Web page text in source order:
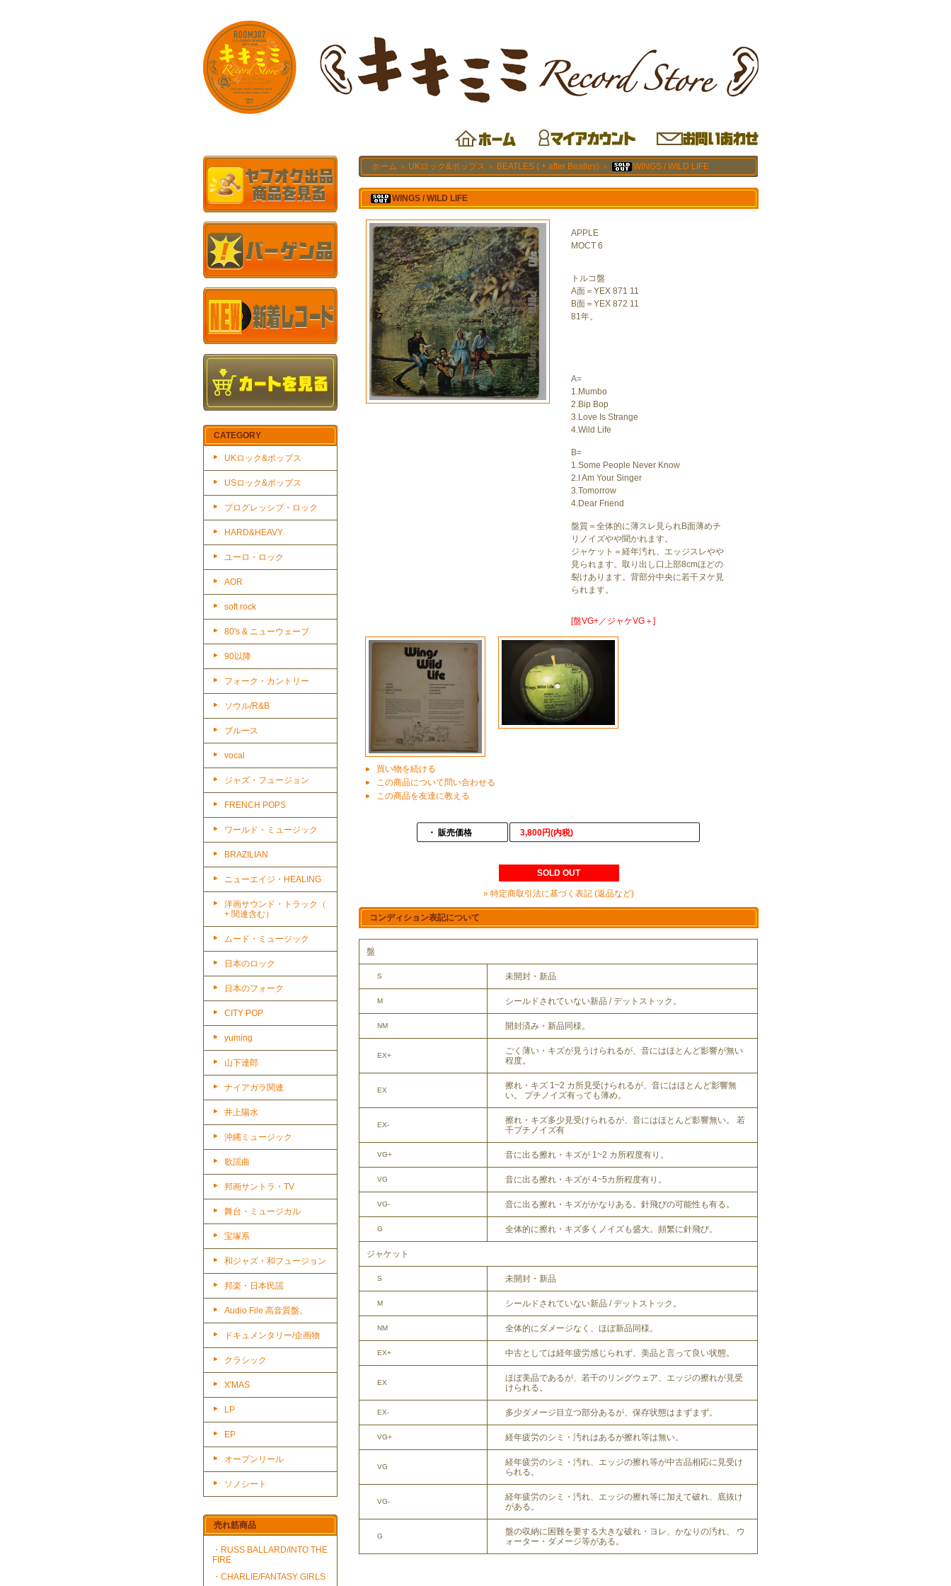
CATEGORY
UKロック&ポップス
USロック&ポップス
プログレッシブ・ロック
HARD&HEAVY
ユーロ・ロック
AOR
soft rock
80's & ニューウェーブ
90以降
フォーク・カントリー
ソウル/R&B
ブルース
vocal
ジャズ・フュージョン
FRENCH POPS
ワールド・ミュージック
BRAZILIAN
ニューエイジ・HEALING
洋画サウンド・トラック（
+ 関連含む）
ムード・ミュージック
日本のロック
日本のフォーク
CITY POP
yuming
山下達郎
ナイアガラ関連
井上陽水
沖縄ミュージック
歌謡曲
邦画サントラ・TV
舞台・ミュージカル
宝塚系
和ジャズ・和フュージョン
邦楽・日本民謡
Audio File 高音質盤。
ドキュメンタリー/企画物
クラシック
X'MAS
LP
EP
オープンリール
ソノシート
売れ筋商品
・RUSS BALLARD/INTO THE
FIRE
・CHARLIE/FANTASY GIRLS
ホーム ＞ UKロック&ポップス ＞ BEATLES ( + after Beatles) ＞ WINGS / WILD LIFE
WINGS / WILD LIFE
APPLE
MOCT 6
トルコ盤
A面＝YEX 871 11
B面＝YEX 872 11
81年。
A=
1.Mumbo
2.Bip Bop
3.Love Is Strange
4.Wild Life
B=
1.Some People Never Know
2.I Am Your Singer
3.Tomorrow
4.Dear Friend
盤質＝全体的に薄スレ見られB面薄めチ
リノイズやや聞かれます。
ジャケット＝経年汚れ、エッジスレやや
見られます。取り出し口上部8cmほどの
裂けあります。背部分中央に若干ヌケ見
られます。
[盤VG+／ジャケVG＋]
買い物を続ける
この商品について問い合わせる
この商品を友達に教える
・ 販売価格 3,800円(内税)
SOLD OUT
» 特定商取引法に基づく表記 (返品など)
コンディション表記について
盤
S 未開封・新品
M シールドされていない新品 / デットストック。
NM 開封済み・新品同様。
EX+
ごく薄い・キズが見うけられるが、音にはほとんど影響が無い
程度。
EX
擦れ・キズ 1~2 カ所見受けられるが、音にはほとんど影響無
い。 プチノイズ有っても薄め。
EX-
擦れ・キズ多少見受けられるが、音にはほとんど影響無い。 若
干プチノイズ有
VG+ 音に出る擦れ・キズが 1~2 カ所程度有り。
VG 音に出る擦れ・キズが 4~5カ所程度有り。
VG- 音に出る擦れ・キズがかなりある。針飛びの可能性も有る。
G 全体的に擦れ・キズ多くノイズも盛大。頻繁に針飛び。
ジャケット
S 未開封・新品
M シールドされていない新品 / デットストック。
NM 全体的にダメージなく、ほぼ新品同様。
EX+ 中古としては経年疲労感じられず、美品と言って良い状態。
EX
ほぼ美品であるが、若干のリングウェア、エッジの擦れが見受
けられる。
EX- 多少ダメージ目立つ部分あるが、保存状態はまずまず。
VG+ 経年疲労のシミ・汚れはあるが擦れ等は無い。
VG
経年疲労のシミ・汚れ、エッジの擦れ等が中古品相応に見受け
られる。
VG-
経年疲労のシミ・汚れ、エッジの擦れ等に加えて破れ、底抜け
がある。
G
盤の収納に困難を要する大きな破れ・ヨレ、かなりの汚れ、 ウ
ォーター・ダメージ等がある。